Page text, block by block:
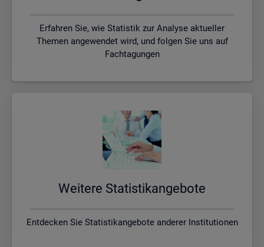
Erfahren Sie, wie Statistik zur Analyse aktueller
Themen angewendet wird, und folgen Sie uns auf
Fachtagungen
Wei­te­re Sta­tis­tik­an­ge­bo­te
Entdecken Sie Statistikangebote anderer Institutionen